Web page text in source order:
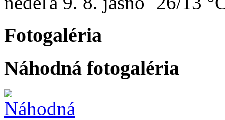
Fotogaléria
Náhodná fotogaléria